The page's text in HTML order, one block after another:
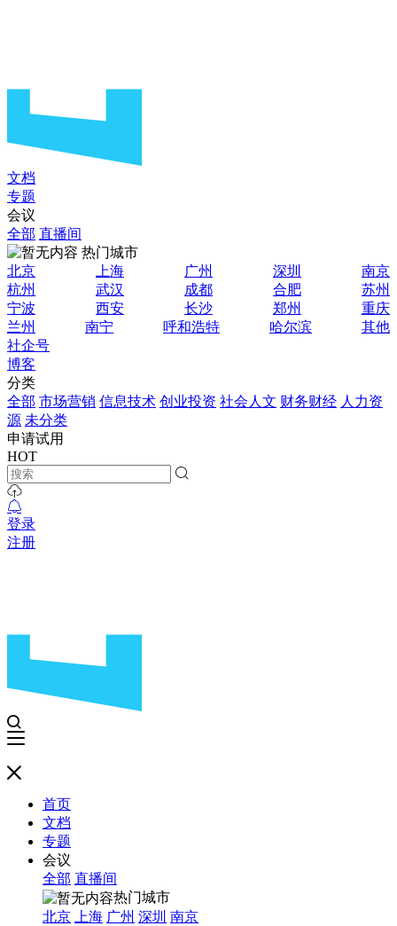
文档
专题
会议
全部 直播间
热门城市
北京
上海 广州 深圳
南京
杭州
武汉 成都 合肥
苏州
宁波
西安 长沙 郑州
重庆
兰州
南宁 呼和浩特 哈尔滨
其他
社企号
博客
分类
全部 市场营销 信息技术 创业投资 社会人文 财务财经 人力资
源 未分类
申请试用
HOT
登录
注册
首页
文档
专题
会议
全部 直播间
热门城市
北京
上海 广州 深圳 南京